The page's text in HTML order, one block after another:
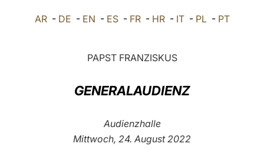
中文
AR- DE - EN - ES- FR- HR- IT- PL- PT
PAPST FRANZISKUS
GENERALAUDIENZ
Audienzhalle
Mittwoch, 24. August 2022